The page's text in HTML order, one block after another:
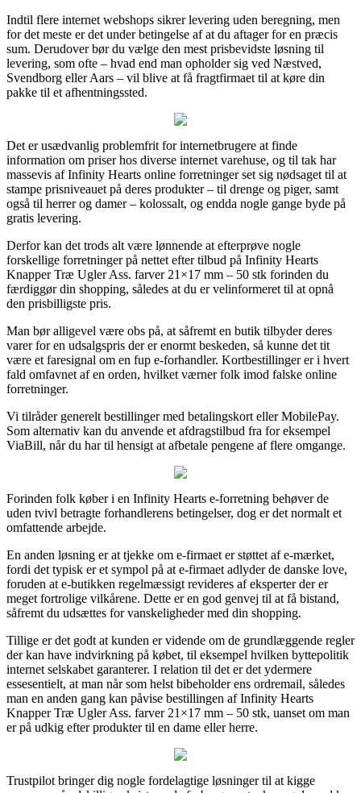
Indtil flere internet webshops sikrer levering uden beregning, men
for det meste er det under betingelse af at du aftager for en præcis
sum. Derudover bør du vælge den mest prisbevidste løsning til
levering, som ofte – hvad end man opholder sig ved Næstved,
Svendborg eller Aars – vil blive at få fragtfirmaet til at køre din
pakke til et afhentningssted.
Det er usædvanlig problemfrit for internetbrugere at finde
information om priser hos diverse internet varehuse, og til tak har
massevis af Infinity Hearts online forretninger set sig nødsaget til at
stampe prisniveauet på deres produkter – til drenge og piger, samt
også til herrer og damer – kolossalt, og endda nogle gange byde på
gratis levering.
Derfor kan det trods alt være lønnende at efterprøve nogle
forskellige forretninger på nettet efter tilbud på Infinity Hearts
Knapper Træ Ugler Ass. farver 21×17 mm – 50 stk forinden du
færdiggør din shopping, således at du er velinformeret til at opnå
den prisbilligste pris.
Man bør alligevel være obs på, at såfremt en butik tilbyder deres
varer for en udsalgspris der er enormt beskeden, så kunne det tit
være et faresignal om en fup e-forhandler. Kortbestillinger er i hvert
fald omfavnet af en orden, hvilket værner folk imod falske online
forretninger.
Vi tilråder generelt bestillinger med betalingskort eller MobilePay.
Som alternativ kan du anvende et afdragstilbud fra for eksempel
ViaBill, når du har til hensigt at afbetale pengene af flere omgange.
Forinden folk køber i en Infinity Hearts e-forretning behøver de
uden tvivl betragte forhandlerens betingelser, dog er det normalt et
omfattende arbejde.
En anden løsning er at tjekke om e-firmaet er støttet af e-mærket,
fordi det typisk er et sympol på at e-firmaet adlyder de danske love,
foruden at e-butikken regelmæssigt revideres af eksperter der er
meget fortrolige vilkårene. Dette er en god genvej til at få bistand,
såfremt du udsættes for vanskeligheder med din shopping.
Tillige er det godt at kunden er vidende om de grundlæggende regler
der kan have indvirkning på købet, til eksempel hvilken byttepolitik
internet selskabet garanterer. I relation til det er det ydermere
essesentielt, at man når som helst bibeholder ens ordremail, således
man en anden gang kan påvise bestillingen af Infinity Hearts
Knapper Træ Ugler Ass. farver 21×17 mm – 50 stk, uanset om man
er på udkig efter produkter til en dame eller herre.
Trustpilot bringer dig nogle fordelagtige løsninger til at kigge